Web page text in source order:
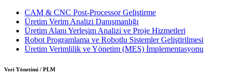
CAM & CNC Post-Processor Geliştirme
Üretim Verim Analizi Danışmanlığı
Üretim Alanı Yerleşim Analizi ve Proje Hizmetleri
Robot Programlama ve Robotlu Sistemler Geliştirilmesi
Üretim Verimlilik ve Yönetim (MES) İmplementasyonu
Veri Yönetimi / PLM